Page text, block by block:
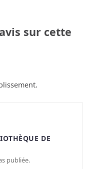
sur cette
DE
publiée.